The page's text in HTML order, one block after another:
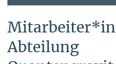
Abteilung